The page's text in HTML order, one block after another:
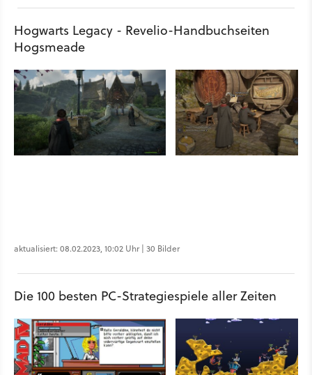
Hogwarts Legacy - Revelio-Handbuchseiten
Hogsmeade
aktualisiert: 08.02.2023, 10:02 Uhr | 30 Bilder
Die 100 besten PC-Strategiespiele aller Zeiten